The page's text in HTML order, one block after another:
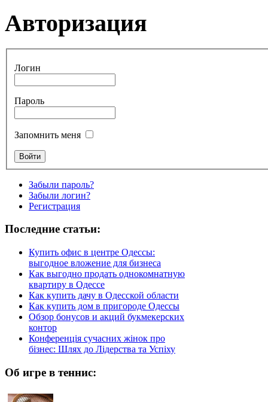
Авторизация
Логин
Пароль
Запомнить меня
Забыли пароль?
Забыли логин?
Регистрация
Последние статьи:
Купить офис в центре Одессы:
выгодное вложение для бизнеса
Как выгодно продать однокомнатную
квартиру в Одессе
Как купить дачу в Одесской области
Как купить дом в пригороде Одессы
Обзор бонусов и акций букмекерских
контор
Конференція сучасних жінок про
бізнес: Шлях до Лідерства та Успіху
Об игре в теннис: